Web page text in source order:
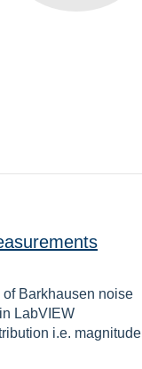
Barkhausen noise
LabVIEW
i.e. magnitude